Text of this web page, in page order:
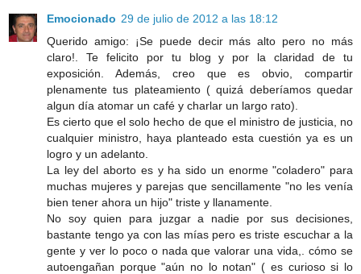
Emocionado 29 de julio de 2012 a las 18:12
Querido amigo: ¡Se puede decir más alto pero no más
claro!. Te felicito por tu blog y por la claridad de tu
exposición. Además, creo que es obvio, compartir
plenamente tus plateamiento ( quizá deberíamos quedar
algun día atomar un café y charlar un largo rato).
Es cierto que el solo hecho de que el ministro de justicia, no
cualquier ministro, haya planteado esta cuestión ya es un
logro y un adelanto.
La ley del aborto es y ha sido un enorme "coladero" para
muchas mujeres y parejas que sencillamente "no les venía
bien tener ahora un hijo" triste y llanamente.
No soy quien para juzgar a nadie por sus decisiones,
bastante tengo ya con las mías pero es triste escuchar a la
gente y ver lo poco o nada que valorar una vida,. cómo se
autoengañan porque "aún no lo notan" ( es curioso si lo